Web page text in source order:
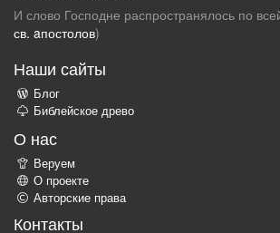
И слово Господне распространялось по
св. aпостолов)
Наши сайты
Блог
Библейское древо
О нас
Веруем
О проекте
Авторские права
Контакты